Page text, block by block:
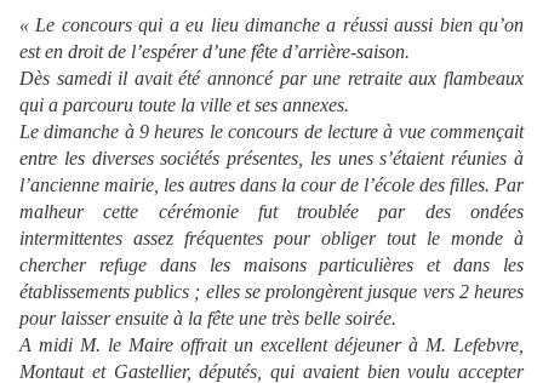
« Le concours qui a eu lieu dimanche a réussi aussi bien qu’on
est en droit de l’espérer d’une fête d’arrière-saison.
Dès samedi il avait été annoncé par une retraite aux flambeaux
qui a parcouru toute la ville et ses annexes.
Le dimanche à 9 heures le concours de lecture à vue commençait
entre les diverses sociétés présentes, les unes s’étaient réunies à
l’ancienne mairie, les autres dans la cour de l’école des filles. Par
malheur cette cérémonie fut troublée par des ondées
intermittentes assez fréquentes pour obliger tout le monde à
chercher refuge dans les maisons particulières et dans les
établissements publics ; elles se prolongèrent jusque vers 2 heures
pour laisser ensuite à la fête une très belle soirée.
A midi M. le Maire offrait un excellent déjeuner à M. Lefebvre,
Montaut et Gastellier, députés, qui avaient bien voulu accepter